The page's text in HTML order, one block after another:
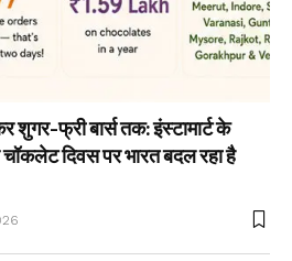
फ्री बार्स तक: इंस्टामार्ट के
दिवस पर भारत बदल रहा है